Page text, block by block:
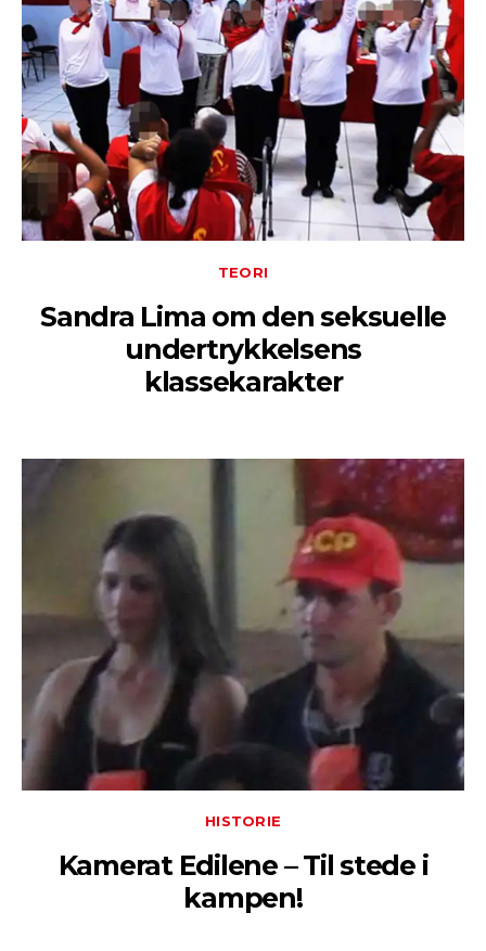
TEORI
Sandra Lima om den seksuelle
undertrykkelsens
klassekarakter
HISTORIE
Kamerat Edilene – Til stede i
kampen!